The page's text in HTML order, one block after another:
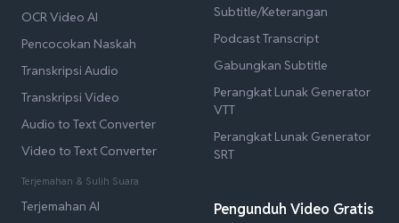
OCR Video AI
Pencocokan Naskah
Transkripsi Audio
Transkripsi Video
Audio to Text Converter
Video to Text Converter
Terjemahan & Sulih Suara
Terjemahan AI
Subtitle/Keterangan
Podcast Transcript
Gabungkan Subtitle
Perangkat Lunak Generator
VTT
Perangkat Lunak Generator
SRT
Pengunduh Video Gratis